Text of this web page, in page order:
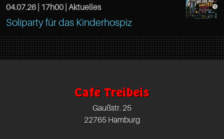
Hamburg
DE
22765
Treibeis
Altona
Gaußstr.
25
04.07.26 | 17h00 | Aktuelles
Soliparty für das Kinderhospiz
https://www.facebook.com/
Café
Treibeis
Café Treibeis
Gaußstr. 25
22765 Hamburg